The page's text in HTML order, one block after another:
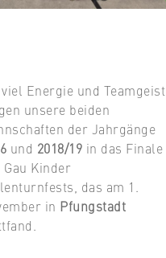
Energie und Teamgeist
unsere beiden
der Jahrgänge
und 2018/19 in das Finale
Gau Kinder
das am 1.
in Pfungstadt